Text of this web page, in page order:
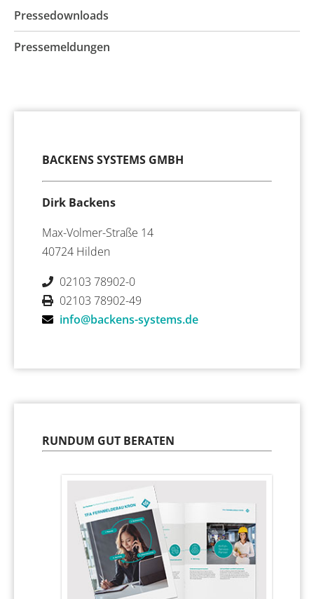
Pressedownloads
Pressemeldungen
BACKENS SYSTEMS GMBH
Dirk Backens
Max-Volmer-Straße 14
40724 Hilden
02103 78902-0
02103 78902-49
info@backens-systems.de
RUNDUM GUT BERATEN